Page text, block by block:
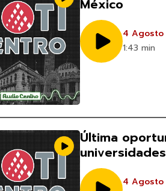
México
4 Agosto
1:43 min
Última
4 Agosto